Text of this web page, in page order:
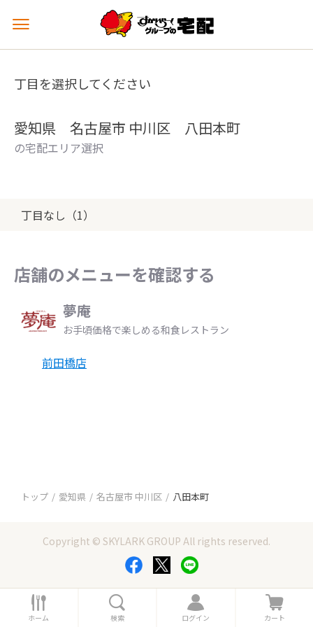
メ
ュ
を
丁目を選択してください
愛知県 名古屋市 中川区 八田本町
の宅配エリア選択
丁目なし（1）
店舗のメニューを確認する
夢庵
お手頃価格で楽しめる和食レストラン
前田橋店
トップ 愛知県 名古屋市 中川区 八田本町
Copyright © SKYLARK GROUP All rights reserved.
ホ
ー
ホーム 索
検索
ロ
グ
ログイン
カ
ー
カート